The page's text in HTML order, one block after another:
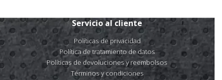
Servicio al cliente
Políticas de privacidad
Política de tratamiento de datos
Políticas de devoluciones y reembolsos
Términos y condiciones